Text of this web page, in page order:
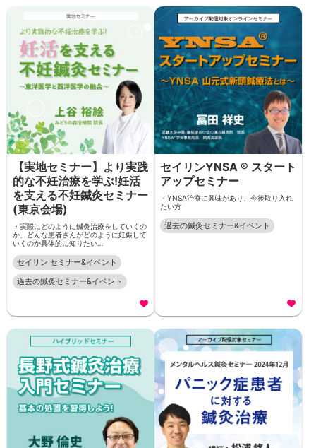
【実地セミナー】より実践
的な不妊治療を学ぶ!妊活
を支える不妊鍼灸セミナー
(東京会場)
・実際にどのように鍼灸治療をしていくの
か、どんな患者さんがどのように妊娠して
いくのか具体的に知りたい…
セイリン セミナー&イベント
過去の鍼灸セミナー&イベント
セイリンYNSA ® スタート
アップセミナー
・YNSA治療に興味があり、今後取り入れ
たい方
過去の鍼灸セミナー&イベント